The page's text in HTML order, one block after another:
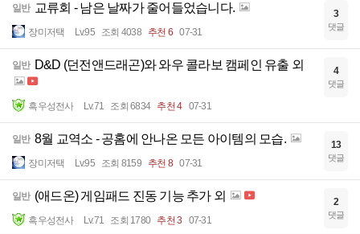
일반 교류회 - 남은 날짜가 줄어들었습니다.
장미저택 Lv.95 조회 4038 추천 6 07-31
3
댓글
일반 D&D (던전앤드래곤)와 와우 콜라보 캠페인 유출 외
흑우성전사 Lv.71 조회 6834 추천 4 07-31
4
댓글
일반 8월 교역소 - 공홈에 안나온 모든 아이템의 모습.
장미저택 Lv.95 조회 8159 추천 8 07-31
13
댓글
일반 (애드온) 게임패드 진동 기능 추가 외
흑우성전사 Lv.71 조회 1780 추천 3 07-31
2
댓글